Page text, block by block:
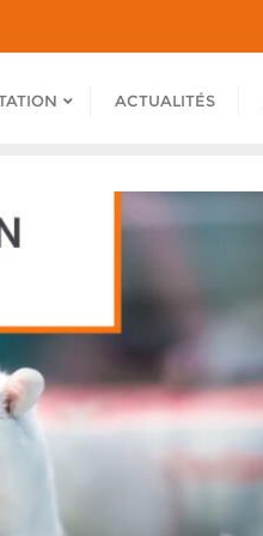
ACTUALITÉS